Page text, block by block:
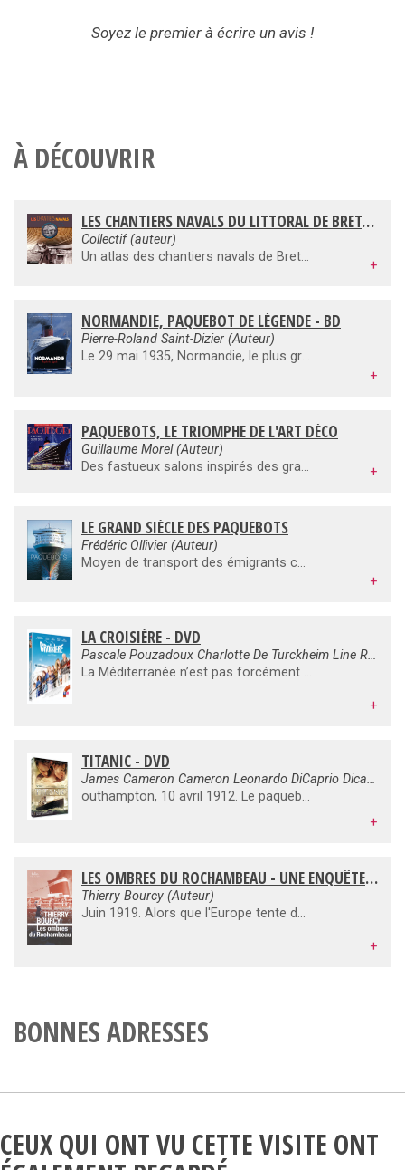
Soyez le premier à écrire un avis !
À DÉCOUVRIR
LES CHANTIERS NAVALS DU LITTORAL DE BRETAGNE 1914-2014
Collectif (auteur)
Un atlas des chantiers navals de Bretagne Atlantique n’existait pas. Le Cercle de la Mer de Lorient a eu pour projet d’en réaliser un sur une période de cent ans : de 1914 à 2014. Cet ouvrage est le résultat de ce travail collectif. Il regroupe ainsi l’histoire et l’activité de ces entreprises, une centaine, qui avaient pour but de construire des navires pour les différentes activités maritimes : la pêche, les servitudes, le transport de passagers, le commerce, les loisirs, la course au large et la marine militaire. Certains chantiers ont disparu mais plusieurs sont encore actifs et tous représentent une activité primordiale et historique sur les côtes bretonnes : la construction navale. Pour chaque chantier, on trouve une carte d’identité du chantier donnant des informations sur ses caractéristiques et un historique montrant l’évolution de celui-ci dans le temps. Des témoignages, des anecdotes et de nombreuses illustrations rendent cet ouvrage agréable à parcourir et à lire. Il intéressera toute personne ayant un attachement à la mer et aux bateaux.
+
NORMANDIE, PAQUEBOT DE LÉGENDE - BD
Pierre-Roland Saint-Dizier (Auteur)
Le 29 mai 1935, Normandie, le plus grand, le plus luxueux et le plus rapide paquebot du monde, appareille pour son voyage inaugural. C'est le début d'une grande aventure maritime et humaine qui, hélas, durera seulement quatre années, mais qui marquera à jamais le XXe siècle et l'histoire de la navigation.Au service de la Compagnie Générale Transatlantique, ce prestigieux paquebot va assurer la liaison entre le Havre et New-York, jusqu'à ce que la Seconde Guerre mondiale n'éclate. La fin tragique de ce Prince des mers, en 1942 dans le port de New York, le fera entrer pleinement dans la légende.Cette BD inspirée de faits réels retrace sept grands moments du paquebot, de sa conception dans les chantiers de Saint-Nazaire à sa disparition à New York, en passant par son voyage inaugural au départ du Havre.
+
PAQUEBOTS, LE TRIOMPHE DE L'ART DÉCO
Guillaume Morel (Auteur)
Des fastueux salons inspirés des grands décors de Versailles au modernisme du France des années 1960 en passant par l'Art déco qui triomphe à bord du Normandie, les paquebots furent, pendant près d'un siècle, les meilleurs ambassadeurs du luxe et de l'élégance à la française. Escaliers monumentaux, salles à manger spectaculaires où l'art culinaire est à son apogée, suites de luxe dignes des plus grands palaces, salons de musique, fumoirs, bars, piscines et salles de spectacles, rien n'est alors trop beau pour une clientèle aisée avide de confort, de plaisir et de divertissement.À travers les archives de la Compagnie Générale Transatlantique et des Messageries Maritimes précieusement conservées par l'association French Lines - affiches, photographies, dessins, aquarelles, objets, menus, pièces d'orfèvrerie. -, ce livre riche de documents inédits et de témoignages savoureux est une véritable invitation au voyage.
+
LE GRAND SIÈCLE DES PAQUEBOTS
Frédéric Ollivier (Auteur)
Moyen de transport des émigrants comme des couches fortunées de la société, les paquebots ont eu leurs « stars ». Vitesse, prestige et luxe. Normandie, Bremen, Rex, Conte di Savoia, Queen Mary, United State, France…, autant de navires de légende, rivaux pour certains. Aujourd’hui l’heure est aux croisières, en plein boom.L'âge d’or des paquebots débute en 1897, avec le Kaiser Wilhelm der Grosse, dont la silhouette à quatre cheminées a inspiré les grandes compagnies maritimes jusqu’en 1914 ; avec lui s’ouvre une concurrence impitoyable entre l’Allemagne, la France, la Grande-Bretagne, l’Italie et les États-Unis. Cette période faste s’achève symboliquement avec la miseen service, au début de 2004, d’un navire encore plus étonnant : Queen Mary 2, géant prioritairement affecté à la ligne royale de l’Atlantique Nord, mais aussi à la croisière.Entre ces deux dates, les grands transatlantiques européens et américains ont transporté des émigrés par centaines de milliers. Ils ont promené le gratin industriel et artistique de différentes époques, venu alimenter la chronique mondaine. Ils se sont aussi transformés en transports de troupes durant les deux conflits mondiaux…
+
LA CROISIÈRE - DVD
Pascale Pouzadoux Charlotte De Turckheim Line Renaud Marilou Berry
La Méditerranée n’est pas forcément un long fleuve tranquille : c’est ce que quatre femmes vont découvrir en embarquant pour une croisière de rêve sur le MSC Fantasia. Entre pétages de plomb, fous rires, délires, remises en question, cours de Tango, et rencontres mystiques, cette grande traversée va leur révéler de nouveaux horizons, pleins de surprises, d’amour et surtout d’amitié.
+
TITANIC - DVD
James Cameron Cameron Leonardo DiCaprio Dicaprio Winslet
outhampton, 10 avril 1912. Le paquebot le plus grand et le plus moderne du monde, réputé pour son insubmersibilité, le "Titanic", appareille pour son premier voyage. Quatre jours plus tard, il heurte un iceberg. A son bord, un artiste pauvre et une grande bourgeoise tombent amoureux.
+
LES OMBRES DU ROCHAMBEAU - UNE ENQUÊTE DE CÉLESTIN LOUISE, FLIC ET SOLDAT
Thierry Bourcy (Auteur)
Juin 1919. Alors que l'Europe tente de se reconstruire après le carnage de la Grande Guerre, Célestin Louise, désormais simple civil, décide de commencer une nouvelle vie avec sa fiancée. Ensemble ils embarquent à bord du Rochambeau, un paquebot à destination de New York. Mais un journaliste portugais est assassiné dans sa cabine et, à la demande du commandant, Célestin se rend sur la scène de crime... BiographieThierry Bourcy est scénariste et réalisateur. Il a créé le personnage de Célestin Louise qu'il entraîne dans des enquêtes faisant revivre avec une grande puissance d'évocation la période tragique de la guerre de 14-18.
+
BONNES ADRESSES
CEUX QUI ONT VU CETTE VISITE ONT